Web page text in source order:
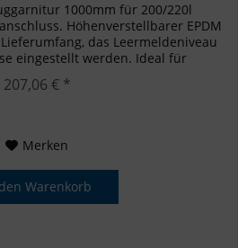
1000mm für 200/220l
Höhenverstellbarer EPDM
das Leermeldeniveau
eingestellt werden. Ideal für
mit...
207,06 € *
Merken
Warenkorb